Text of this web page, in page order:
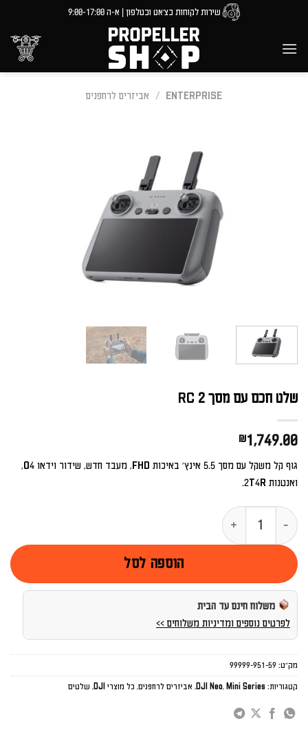
content
שירות לקוחות בצ'אט ובטלפון | א-ה 9:00-17:00
ENTERPRISE
/ אביזרים לרחפנים
שלט חכם עם מסך RC 2
₪1,749.00
גוף קל משקל עם מסך 5.5 אינץ' באיכות FHD, מעבד חדש, שידור וידאו O4,
ואנטנות 2T4R.
כמות של שלט חכם עם מסך RC 2
הוספה לסל
משלוח חינם עד הבית
לפרטים נוספים ומדיניות משלוחים >>
מק"ט: 99999-951-59
קטגוריות: DJI Neo, Mini Series
, אביזרים לרחפנים, כל מוצרי DJI , שלטים